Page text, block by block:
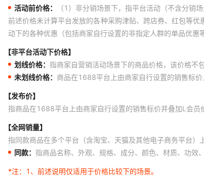
活动前价格：
（1）非分销场景下，指平台活动（不含分销
前述价格未计算平台发放的各种采购津贴、跨店券、红包等
动下的各种优惠（包括商家自行设置的非指定人群的单品优
【非平台活动下价格】
划线价格： 指商家自营销活动场景下的商品价格，该价格不
未划线价格： 商品在1688平台上由商家自行设置的销售标
【发布价】
指商品在1688平台上由商家自行设置的销售标价并叠加L会员
【全网销量】
指同款商品在多个平台（含淘宝、天猫及其他电子商务平台）
同款： 指商品名称、外观、规格、成分、颜色、材质、功效
*注：
1、前述说明仅适用于价格比较下的场景。